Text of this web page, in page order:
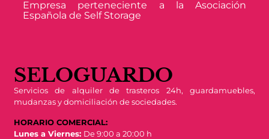
Empresa perteneciente a la Asociación
Española de Self Storage
SELOGUARDO
Servicios de alquiler de trasteros 24h, guardamuebles,
mudanzas y domiciliación de sociedades.
HORARIO COMERCIAL:
Lunes a Viernes: De 9:00 a 20:00 h